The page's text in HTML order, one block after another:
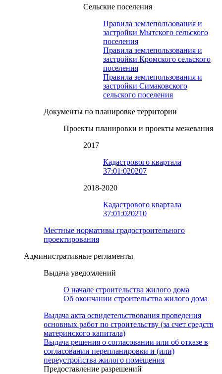
Сельские поселения
Правила землепользования и
застройки Мытского сельского
поселения
Правила землепользования и
застройки Кромского сельского
поселения
Правила землепользования и
застройки Симаковского
сельского поселения
Документы по планировке территории
Проекты планировки и проекты межевания
2017
Кадастрового квартала
37:01:020207
2018-2020
Кадастрового квартала
37:01:020210
Местные нормативы градостроительного
проектирования
Административные регламенты
Выдача уведомлений
О начале строительства жилого дома
Об окончании строительства жилого дома
Выдача акта освидетельствования проведения
основных работ по строительству (за счет средств
материнского капитала)
Выдача решения о согласовании или об отказе в
согласовании перепланировки и (или)
переустройства жилого помещения
Предоставление разрешений